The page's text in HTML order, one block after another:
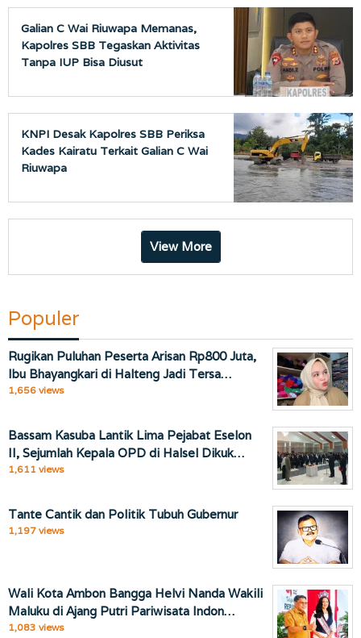
Galian C Wai Riuwapa Memanas,
Kapolres SBB Tegaskan Aktivitas
Tanpa IUP Bisa Diusut
KNPI Desak Kapolres SBB Periksa
Kades Kairatu Terkait Galian C Wai
Riuwapa
View More
Populer
Rugikan Puluhan Peserta Arisan Rp800 Juta,
Ibu Bhayangkari di Halteng Jadi Tersa…
1,656 views
Bassam Kasuba Lantik Lima Pejabat Eselon
II, Sejumlah Kepala OPD di Halsel Dikuk…
1,611 views
Tante Cantik dan Politik Tubuh Gubernur
1,197 views
Wali Kota Ambon Bangga Helvi Nanda Wakili
Maluku di Ajang Putri Pariwisata Indon…
1,083 views